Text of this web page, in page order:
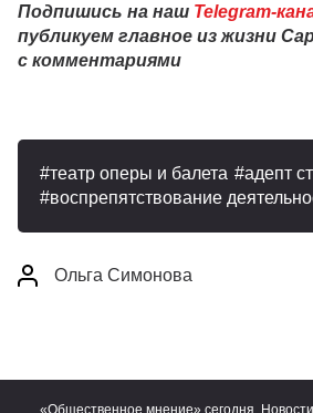
Подпишись на наш Telegram-
публикуем главное из жизни
с комментариями
театр оперы и балета
адепт
воспрепятствование
Ольга Симонова
«Общественное мнение» сегодня.